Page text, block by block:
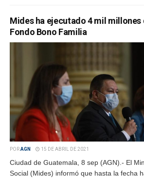
Mides ha ejecutado 4 mil millones
Fondo Bono Familia
PORAGN 15 DE ABRIL DE 2021
Ciudad de Guatemala, 8 sep (AGN).- El
Social (Mides) informó que hasta la fecha